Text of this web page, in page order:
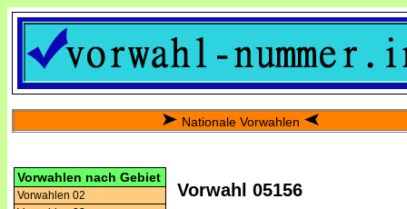
Nationale Vorwahlen
Vorwahlen nach Gebiet
Vorwahlen 02
Vorwahl 05156